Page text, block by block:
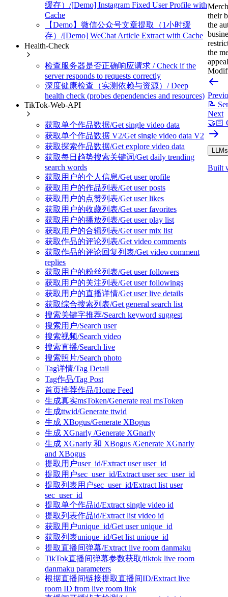
缓存）/[Demo] Instagram Fixed User Profile with
Cache
【Demo】微信公众号文章提取（1小时缓
存）/[Demo] WeChat Article Extract with Cache
Health-Check
检查服务器是否正确响应请求 / Check if the
server responds to requests correctly
深度健康检查（实测依赖与资源）/ Deep
health check (probes dependencies and resources)
TikTok-Web-API
获取单个作品数据/Get single video data
获取单个作品数据 V2/Get single video data V2
获取探索作品数据/Get explore video data
获取每日趋势搜索关键词/Get daily trending
search words
获取用户的个人信息/Get user profile
获取用户的作品列表/Get user posts
获取用户的点赞列表/Get user likes
获取用户的收藏列表/Get user favorites
获取用户的播放列表/Get user play list
获取用户的合辑列表/Get user mix list
获取作品的评论列表/Get video comments
获取作品的评论回复列表/Get video comment
replies
获取用户的粉丝列表/Get user followers
获取用户的关注列表/Get user followings
获取用户的直播详情/Get user live details
获取综合搜索列表/Get general search list
搜索关键字推荐/Search keyword suggest
搜索用户/Search user
搜索视频/Search video
搜索直播/Search live
搜索照片/Search photo
Tag详情/Tag Detail
Tag作品/Tag Post
首页推荐作品/Home Feed
生成真实msToken/Generate real msToken
生成ttwid/Generate ttwid
生成 XBogus/Generate XBogus
生成 XGnarly /Generate XGnarly
生成 XGnarly 和 XBogus /Generate XGnarly
and XBogus
提取用户user_id/Extract user user_id
提取用户sec_user_id/Extract user sec_user_id
提取列表用户sec_user_id/Extract list user
sec_user_id
提取单个作品id/Extract single video id
提取列表作品id/Extract list video id
获取用户unique_id/Get user unique_id
获取列表unique_id/Get list unique_id
提取直播间弹幕/Extract live room danmaku
TikTok直播间弹幕参数获取/tiktok live room
danmaku parameters
根据直播间链接提取直播间ID/Extract live
room ID from live room link
their
the
the
📝
Next
🤝🏻
Built